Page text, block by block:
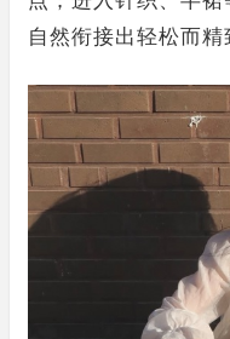
自然衔接出轻松而精